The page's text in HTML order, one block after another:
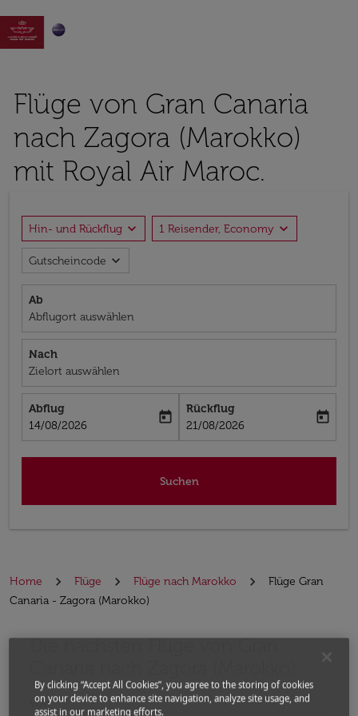

Flüge von Gran Canaria
nach Zagora (Marokko)
mit Royal Air Maroc.
Hin- und Rückflug expand_more 1 Reisender, Economy expand_more
Gutscheincode expand_more
Ab
Abflugort auswählen
Nach
Zielort auswählen
Abflug
fc-booking-departure-date-aria-label
14/08/2026
today
Rückflug
fc-booking-return-date-aria-label
21/08/2026
today
Suchen
Home Flüge Flüge nach Marokko
Flüge Gran
Canaria - Zagora (Marokko)
Die nächsten Flüge von Gran
Von
Bitte ändern Sie Ihre gewünschte Route (Abflugort
By clicking “Accept All Cookies”, you agree to the storing of cookies
on your device to enhance site navigation, analyze site usage, and
assist in our marketing efforts.